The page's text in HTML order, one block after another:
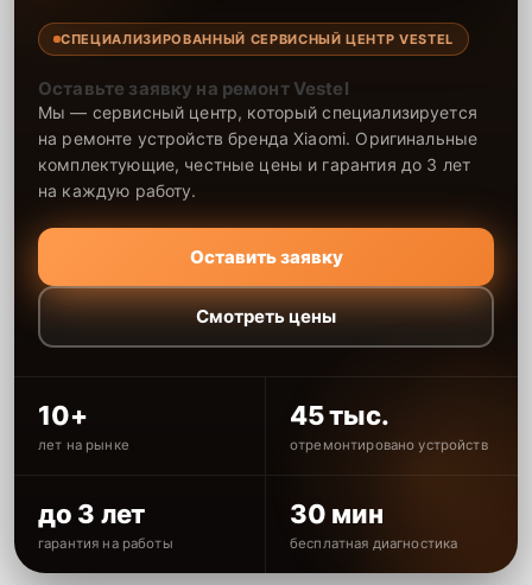
СПЕЦИАЛИЗИРОВАННЫЙ СЕРВИСНЫЙ ЦЕНТР VESTEL
Оставьте заявку на ремонт Vestel
Мы — сервисный центр, который специализируется
на ремонте устройств бренда Xiaomi. Оригинальные
комплектующие, честные цены и гарантия до 3 лет
на каждую работу.
Оставить заявку
Смотреть цены
10+
лет на рынке
45 тыс.
отремонтировано устройств
до 3 лет
гарантия на работы
30 мин
бесплатная диагностика